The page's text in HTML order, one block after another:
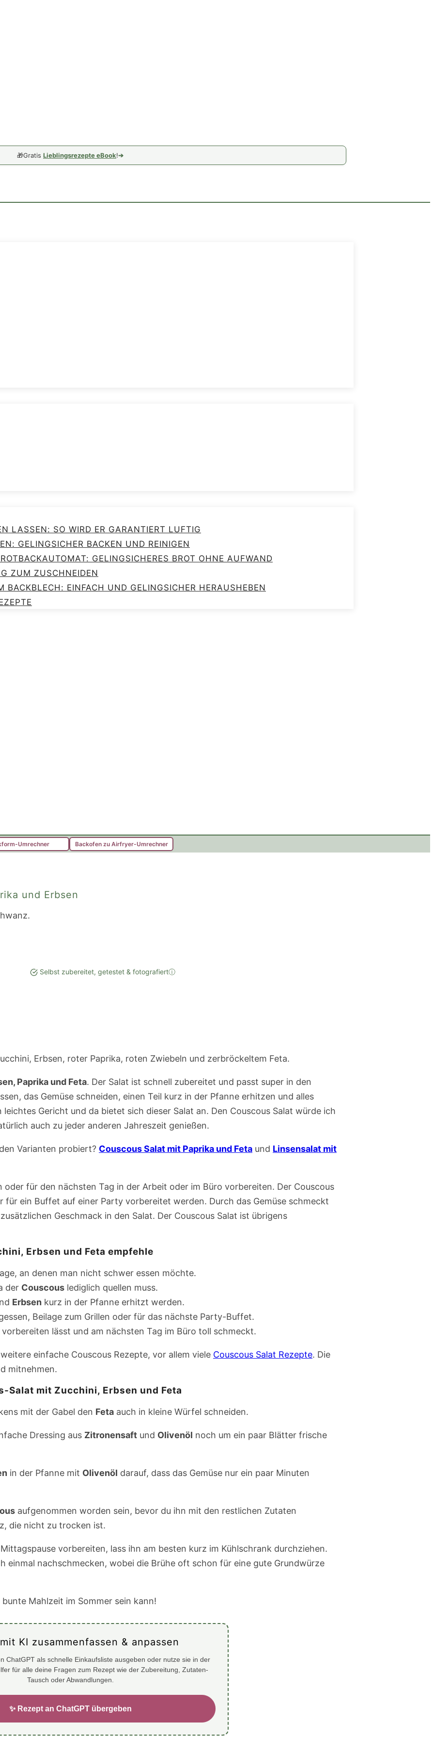
🎁Gratis Lieblingsrezepte eBook!➔
LASSEN: SO WIRD ER GARANTIERT LUFTIG
GELINGSICHER BACKEN UND REINIGEN
GELINGSICHERES BROT OHNE AUFWAND
ZUM ZUSCHNEIDEN
EINFACH UND GELINGSICHER HERAUSHEBEN
Umrechner Backofen zu Airfryer-Umrechner
und Erbsen
Selbst zubereitet, getestet & fotografiertⓘ
Paprika und Feta. Der Salat ist schnell zubereitet und passt super in den
das Gemüse schneiden, einen Teil kurz in der Pfanne erhitzen und alles
Gericht und da bietet sich dieser Salat an. Den Couscous Salat würde ich
auch zu jeder anderen Jahreszeit genießen.
Varianten probiert? Couscous Salat mit Paprika und Feta und Linsensalat mit
oder für den nächsten Tag in der Arbeit oder im Büro vorbereiten. Der Couscous
für ein Buffet auf einer Party vorbereitet werden. Durch das Gemüse schmeckt
Geschmack in den Salat. Der Couscous Salat ist übrigens
Erbsen und Feta empfehle
an denen man nicht schwer essen möchte.
der Couscous lediglich quellen muss.
Erbsen kurz in der Pfanne erhitzt werden.
Beilage zum Grillen oder für das nächste Party-Buffet.
lässt und am nächsten Tag im Büro toll schmeckt.
einfache Couscous Rezepte, vor allem viele Couscous Salat Rezepte. Die
mitnehmen.
Salat mit Zucchini, Erbsen und Feta
mit der Gabel den Feta auch in kleine Würfel schneiden.
Dressing aus Zitronensaft und Olivenöl noch um ein paar Blätter frische
in der Pfanne mit Olivenöl darauf, dass das Gemüse nur ein paar Minuten
aufgenommen worden sein, bevor du ihn mit den restlichen Zutaten
die nicht zu trocken ist.
vorbereiten, lass ihn am besten kurz im Kühlschrank durchziehen.
einmal nachschmecken, wobei die Brühe oft schon für eine gute Grundwürze
Mahlzeit im Sommer sein kann!
KI zusammenfassen & anpassen
ChatGPT als schnelle Einkaufsliste ausgeben oder nutze sie in der
für alle deine Fragen zum Rezept wie der Zubereitung, Zutaten-
Tausch oder Abwandlungen.
✨ Rezept an ChatGPT übergeben